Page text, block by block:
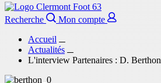
Recherche
Mon compte
Accueil
Actualités
L'interview Partenaires : D.